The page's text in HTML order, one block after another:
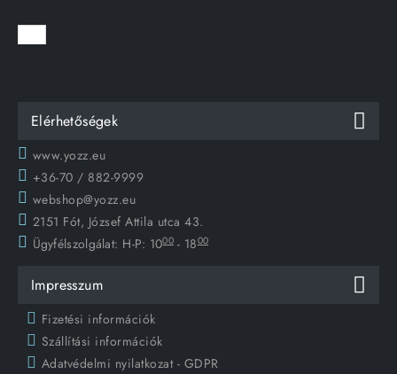
Elérhetőségek
www.yozz.eu
+36-70 / 882-9999
webshop@yozz.eu
2151 Fót, József Attila utca 43.
Ügyfélszolgálat: H-P: 1000 - 1800
Impresszum
Fizetési információk
Szállítási információk
Adatvédelmi nyilatkozat - GDPR